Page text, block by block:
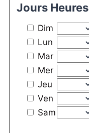
Jours Heures
Dim
Lun
Mar
Mer
Jeu
Ven
Sam